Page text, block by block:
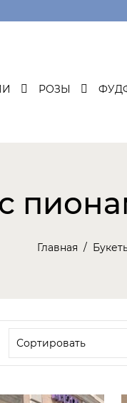
РОЗЫ
Главная